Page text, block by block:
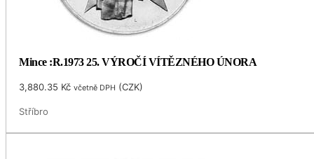
Mince :R.1973 25. VÝROČÍ VÍTĚZNÉHO ÚNORA
3,880.35 Kč včetně DPH (CZK)
Stříbro